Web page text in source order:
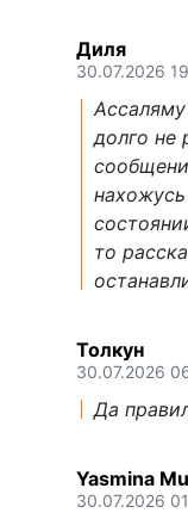
Диля
30.07.2026
долго не
то
Толкун
30.07.2026
Да
Yasmina
30.07.2026